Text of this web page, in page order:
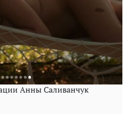
Анны Саливанчук